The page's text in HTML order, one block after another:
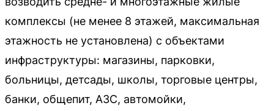
комплексы (не менее 8 этажей, максимальная
этажность не установлена) с объектами
инфраструктуры: магазины, парковки,
больницы, детсады, школы, торговые центры,
банки, общепит, АЗС, автомойки,